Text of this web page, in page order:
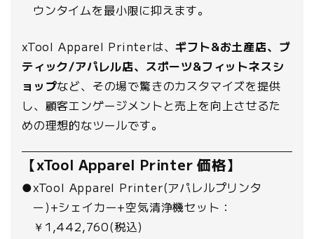
ウンタイムを最小限に抑えます。
xTool Apparel Printerは、ギフト&お土産店、ブ
ティック/アパレル店、スポーツ&フィットネスシ
ョップなど、その場で驚きのカスタマイズを提供
し、顧客エンゲージメントと売上を向上させるた
めの理想的なツールです。
【xTool Apparel Printer 価格】
●xTool Apparel Printer(アパレルプリンタ
ー)+シェイカー+空気清浄機セット：
￥1,442,760(税込)